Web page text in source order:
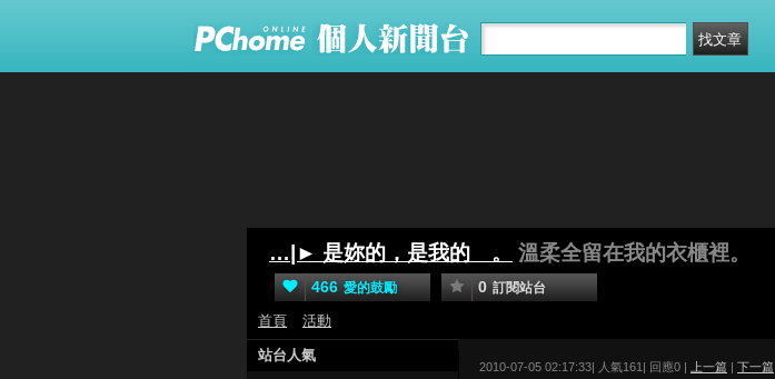
…|► 是妳的，是我的 。 溫柔全留在我的衣櫃裡。
466 愛的鼓勵 0 訂閱站台
首頁 活動
2010-07-05 02:17:33| 人氣161| 回應0 | 上一篇 | 下一篇
站台人氣